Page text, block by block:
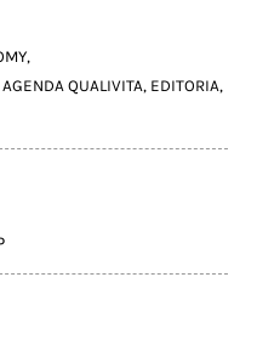
,
AGENDA QUALIVITA, EDITORIA,